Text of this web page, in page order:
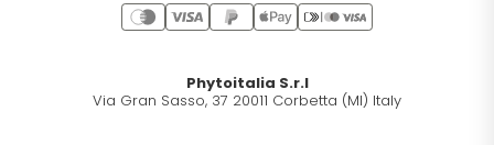
Phytoitalia S.r.l
Via Gran Sasso, 37 20011 Corbetta (MI) Italy